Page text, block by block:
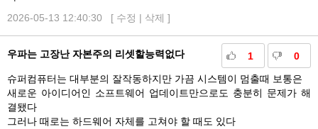
2026-05-13 12:40:30 [ 수정 | 삭제 ]
1 0
우파는 고장난 자본주의 리셋할능력없다
슈퍼컴퓨터는 대부분의 잘작동하지만 가끔 시스템이 멈출때 보통은
새로운 아이디어인 소프트웨어 업데이트만으로도 충분히 문제가 해
결됐다
그러나 때로는 하드웨어 자체를 고쳐야 할 때도 있다